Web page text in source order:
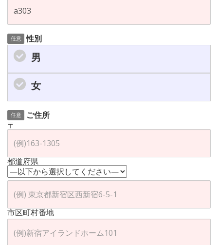
任意 性別
男
女
任意
ご住所
〒
都道府県
市区町村番地